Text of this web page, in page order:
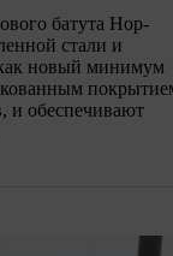
батута Hop-
стали и
новый минимум
и обеспечивают